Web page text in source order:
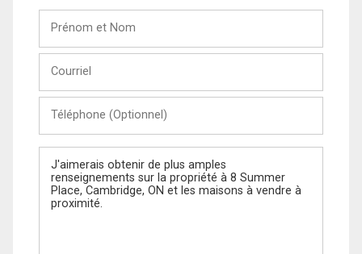
Nom
(Optionnel)
Message